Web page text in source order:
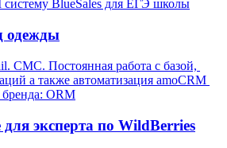
BlueSales для ЕГЭ школы
одежды
СМС. Постоянная работа с базой,
а также автоматизация amoCRM
бренда: ORM
эксперта по WildBerries